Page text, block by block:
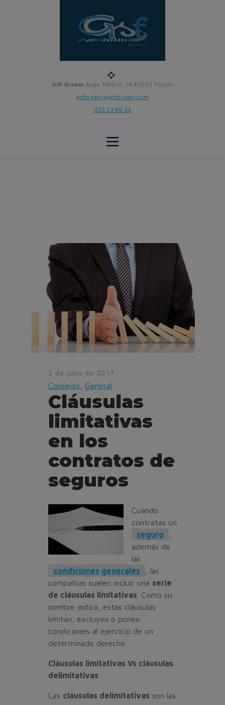
GSF Bróker Avda. Madrid, 14 45003 Toledo
gsfbroker@gsfbroker.com
925 23 48 33
2 de julio de 2017
Consejos General
Cláusulas
limitativas
en los
contratos de
seguros
Cuando
contratas un
seguro
además de
las
condiciones generales
, las
compañías suelen incluir una serie
de cláusulas limitativas . Como su
nombre indica, estas cláusulas
limitan, excluyen o ponen
condiciones al ejercicio de un
determinado derecho.
Cláusulas limitativas Vs cláusulas
delimitativas
Las cláusulas delimitativas son las